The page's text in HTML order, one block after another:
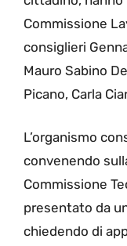
Commissione
consiglieri
Mauro Sabino
Picano, Carla
L’organismo
convenendo
Commissione
presentato da
chiedendo di